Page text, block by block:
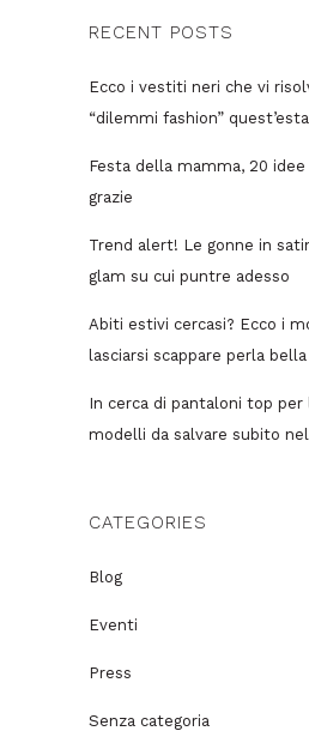
RECENT POSTS
Ecco i vestiti neri che vi
“dilemmi fashion”
Festa della mamma, 20
grazie
Trend alert! Le gonne in
glam su cui puntre adesso
Abiti estivi cercasi? Ecco i
lasciarsi scappare perla
In cerca di pantaloni top per
modelli da salvare subito
CATEGORIES
Blog
Eventi
Press
Senza categoria